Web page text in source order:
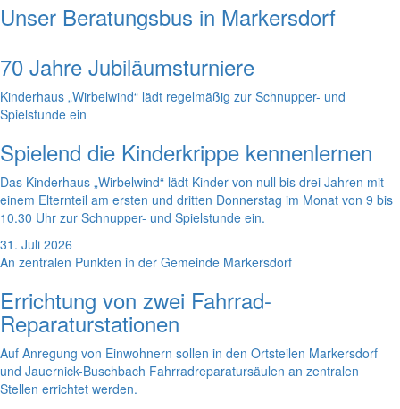
Unser Beratungsbus in Markersdorf
70 Jahre Jubiläumsturniere
Kinderhaus „Wirbelwind“ lädt regelmäßig zur Schnupper- und
Spielstunde ein
Spielend die Kinderkrippe kennenlernen
Das Kinderhaus „Wirbelwind“ lädt Kinder von null bis drei Jahren mit
einem Elternteil am ersten und dritten Donnerstag im Monat von 9 bis
10.30 Uhr zur Schnupper- und Spielstunde ein.
31. Juli 2026
An zentralen Punkten in der Gemeinde Markersdorf
Errichtung von zwei Fahrrad-
Reparaturstationen
Auf Anregung von Einwohnern sollen in den Ortsteilen Markersdorf
und Jauernick-Buschbach Fahrradreparatursäulen an zentralen
Stellen errichtet werden.